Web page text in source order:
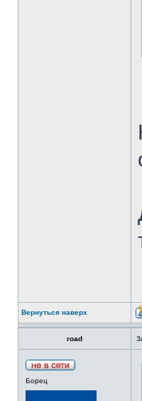
Вернуться наверх
road
Борец